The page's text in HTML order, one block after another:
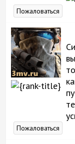
Пожаловаться
Пожаловаться